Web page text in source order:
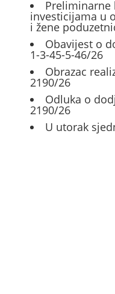
investicijama u
i žene
Obavijest o
1-3-45-5-46/26
Obrazac
2190/26
Odluka o
2190/26
U utorak